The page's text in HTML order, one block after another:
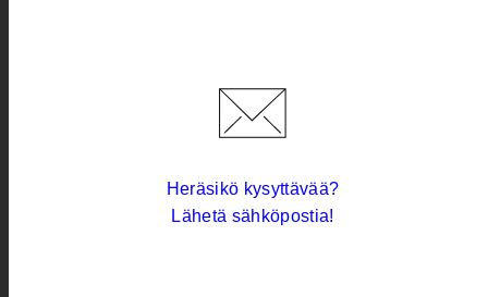
Heräsikö kysyttävää?
Lähetä sähköpostia!